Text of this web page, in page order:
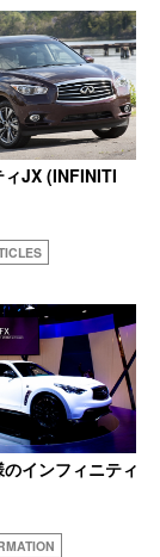
ィJX (INFINITI
インフィニティ